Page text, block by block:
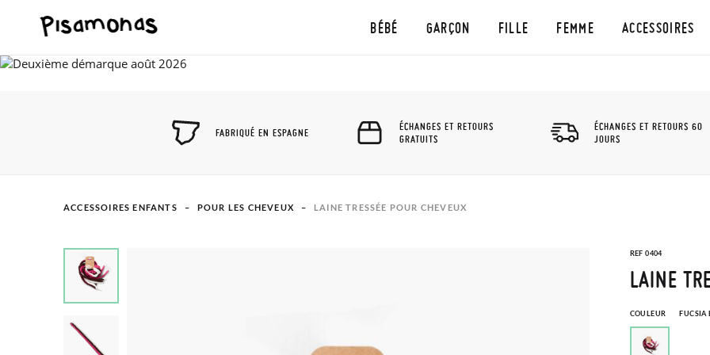
BÉBÉ GARÇON FILLE FEMME ACCESSOIRES
FABRIQUÉ EN ESPAGNE
ÉCHANGES ET RETOURS
GRATUITS
ÉCHANGES ET RETOURS 60
JOURS
ACCESSOIRES ENFANTS POUR LES CHEVEUX LAINE TRESSÉE POUR CHEVEUX
REF 0404
LAINE
COULEUR FUCSIA